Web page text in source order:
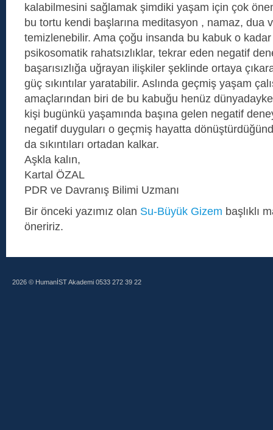
kalabilmesini sağlamak şimdiki yaşam için çok
bu tortu kendi başlarına meditasyon , namaz, dua
temizlenebilir. Ama çoğu insanda bu kabuk o kadar
psikosomatik rahatsızlıklar, tekrar eden negatif
başarısızlığa uğrayan ilişkiler şeklinde ortaya
güç sıkıntılar yaratabilir. Aslında geçmiş yaşam
amaçlarından biri de bu kabuğu henüz
kişi bugünkü yaşamında başına gelen negatif
negatif duyguları o geçmiş hayatta
da sıkıntıları ortadan kalkar.
Aşkla kalın,
Kartal ÖZAL
PDR ve Davranış Bilimi Uzmanı
Bir önceki yazımız olan Su-Büyük Gizem başlıklı
öneririz.
2026 © HumanİST Akademi 0533 272 39 22